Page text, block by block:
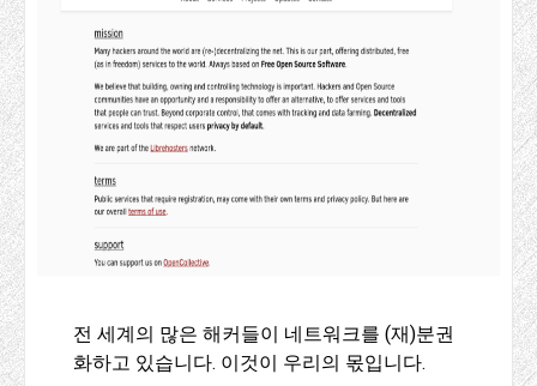
전 세계의 많은 해커들이 네트워크를 (재)분권
화하고 있습니다. 이것이 우리의 몫입니다.